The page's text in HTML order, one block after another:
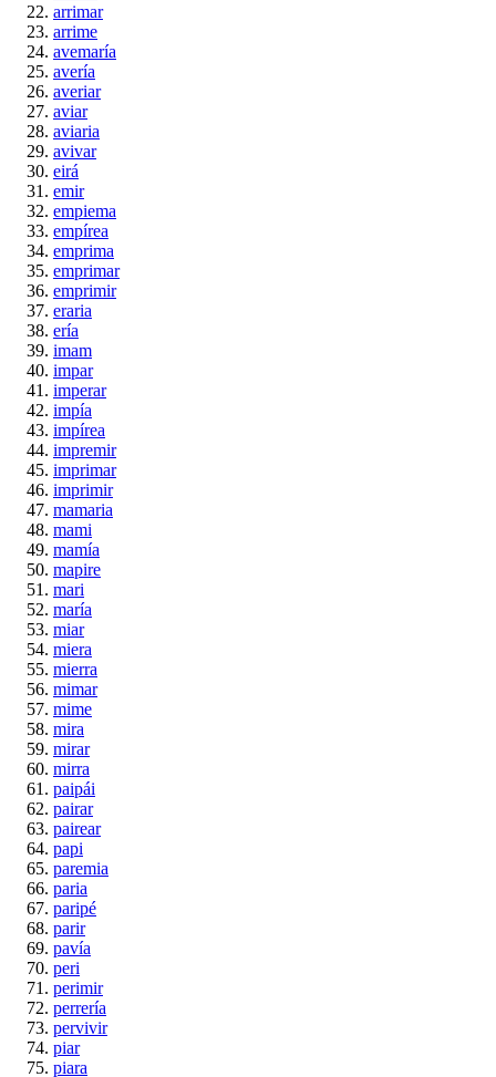
arrimar
arrime
avemaría
avería
averiar
aviar
aviaria
avivar
eirá
emir
empiema
empírea
emprima
emprimar
emprimir
eraria
ería
imam
impar
imperar
impía
impírea
impremir
imprimar
imprimir
mamaria
mami
mamía
mapire
mari
maría
miar
miera
mierra
mimar
mime
mira
mirar
mirra
paipái
pairar
pairear
papi
paremia
paria
paripé
parir
pavía
peri
perimir
perrería
pervivir
piar
piara